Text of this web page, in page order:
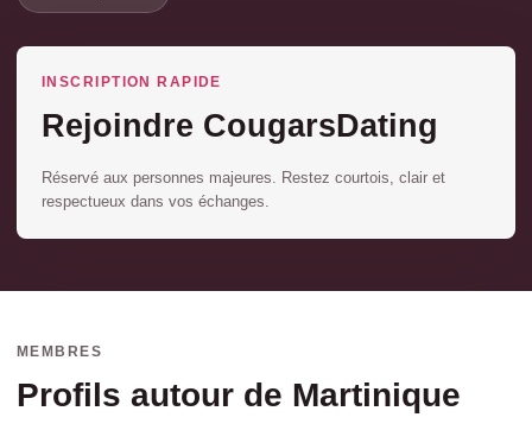
INSCRIPTION RAPIDE
Rejoindre CougarsDating
Réservé aux personnes majeures. Restez courtois, clair et
respectueux dans vos échanges.
MEMBRES
Profils autour de Martinique